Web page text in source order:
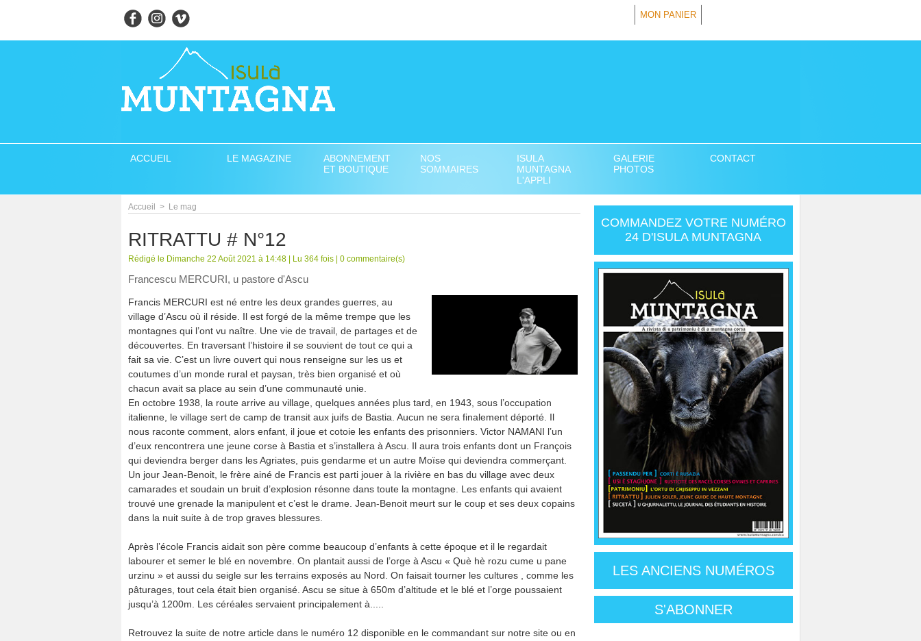
MON PANIER
ACCUEIL LE MAGAZINE
ABONNEMENT
ET BOUTIQUE
NOS
SOMMAIRES
ISULA
MUNTAGNA
L'APPLI
GALERIE
PHOTOS
CONTACT
Accueil > Le mag
RITRATTU # N°12
Rédigé le Dimanche 22 Août 2021 à 14:48 | Lu 364 fois | 0commentaire(s)
Francescu MERCURI, u pastore d'Ascu
Francis MERCURI est né entre les deux grandes guerres, au
village d’Ascu où il réside. Il est forgé de la même trempe que les
montagnes qui l’ont vu naître. Une vie de travail, de partages et de
découvertes. En traversant l’histoire il se souvient de tout ce qui a
fait sa vie. C’est un livre ouvert qui nous renseigne sur les us et
coutumes d’un monde rural et paysan, très bien organisé et où
chacun avait sa place au sein d’une communauté unie.
En octobre 1938, la route arrive au village, quelques années plus tard, en 1943, sous l’occupation
italienne, le village sert de camp de transit aux juifs de Bastia. Aucun ne sera finalement déporté. Il
nous raconte comment, alors enfant, il joue et cotoie les enfants des prisonniers. Victor NAMANI l’un
d’eux rencontrera une jeune corse à Bastia et s’installera à Ascu. Il aura trois enfants dont un François
qui deviendra berger dans les Agriates, puis gendarme et un autre Moïse qui deviendra commerçant.
Un jour Jean-Benoit, le frère ainé de Francis est parti jouer à la rivière en bas du village avec deux
camarades et soudain un bruit d’explosion résonne dans toute la montagne. Les enfants qui avaient
trouvé une grenade la manipulent et c’est le drame. Jean-Benoit meurt sur le coup et ses deux copains
dans la nuit suite à de trop graves blessures.
Après l’école Francis aidait son père comme beaucoup d’enfants à cette époque et il le regardait
labourer et semer le blé en novembre. On plantait aussi de l’orge à Ascu « Què hè rozu cume u pane
urzinu » et aussi du seigle sur les terrains exposés au Nord. On faisait tourner les cultures , comme les
pâturages, tout cela était bien organisé. Ascu se situe à 650m d’altitude et le blé et l’orge poussaient
jusqu’à 1200m. Les céréales servaient principalement à.....
Retrouvez la suite de notre article dans le numéro 12 disponible en le commandant sur notre site ou en
COMMANDEZ VOTRE NUMÉRO
24 D'ISULA MUNTAGNA
LES ANCIENS NUMÉROS
S'ABONNER